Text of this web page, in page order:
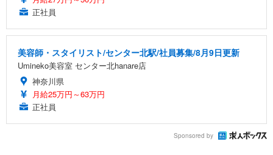
正社員
美容師・スタイリスト/センター北駅/社員募集/8月9日更新
Umineko美容室 センター北hanare店
神奈川県
月給25万円～63万円
正社員
Sponsored by